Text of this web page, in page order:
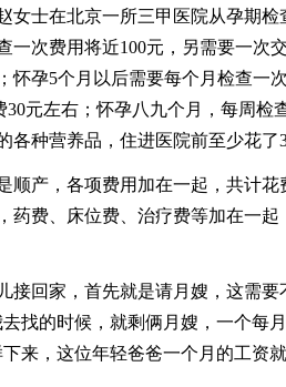
女士在北京一所三甲医院从孕期
一次费用将近100元，另需要一次
怀孕5个月以后需要每个月检查一
元左右；怀孕八九个月，每周检
各种营养品，住进医院前至少花了
顺产，各项费用加在一起，共计花
药费、床位费、治疗费等加在一起
接回家，首先就是请月嫂，这需
找的时候，就剩俩月嫂，一个每
来，这位年轻爸爸一个月的工资